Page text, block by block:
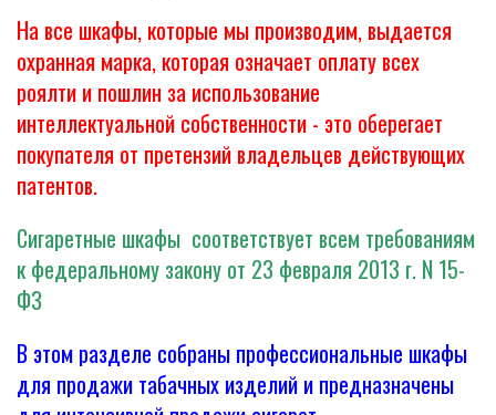
На все шкафы, которые мы производим, выдается
охранная марка, которая означает оплату всех
роялти и пошлин за использование
интеллектуальной собственности - это оберегает
покупателя от претензий владельцев действующих
патентов.
Сигаретные шкафы соответствует всем требованиям
к федеральному закону от 23 февраля 2013 г. N 15-
ФЗ
В этом разделе собраны профессиональные шкафы
для продажи табачных изделий и предназначены